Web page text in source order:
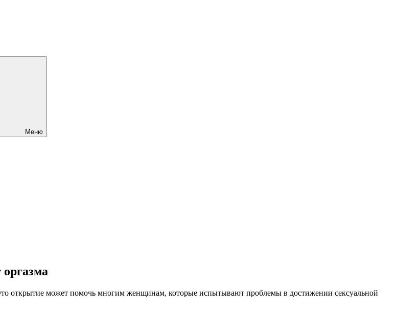
Меню
открытие может помочь многим женщинам, которые испытывают проблемы в достижении сексуальной